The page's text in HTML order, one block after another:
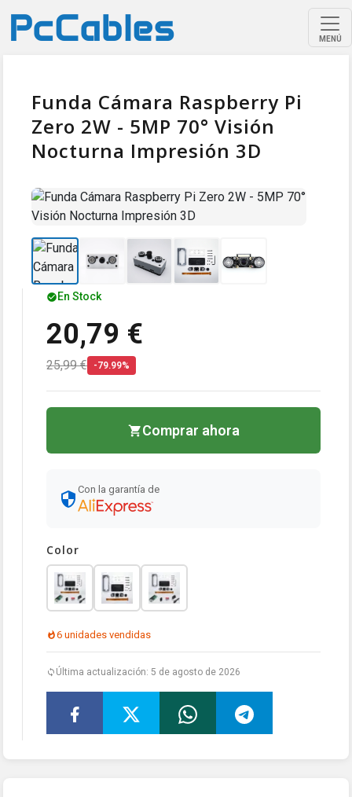
MENÚ
Funda Cámara Raspberry Pi
Zero 2W - 5MP 70° Visión
Nocturna Impresión 3D
En Stock
20,79 €
25,99 € -79.99%
Comprar ahora
Con la garantía de
Color
6 unidades vendidas
Última actualización: 5 de agosto de 2026